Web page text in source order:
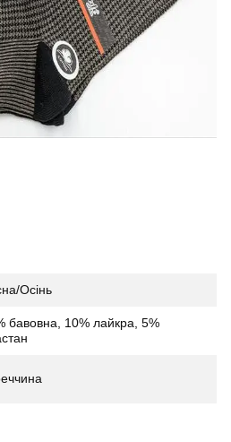
Осінь
бавовна, 10% лайкра, 5%